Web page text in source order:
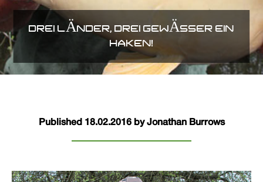
DREI LÄNDER, DREI GEWÄSSER EIN
HAKEN!
Published 18.02.2016 by Jonathan Burrows